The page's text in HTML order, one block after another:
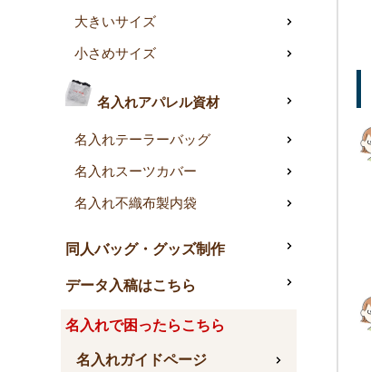
大きいサイズ
小さめサイズ
名入れアパレル資材
名入れテーラーバッグ
名入れスーツカバー
名入れ不織布製内袋
同人バッグ・グッズ制作
データ入稿はこちら
名入れで困ったらこちら
名入れガイドページ